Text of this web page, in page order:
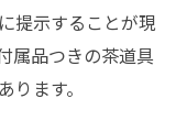
提示することが現
属品つきの茶道具
ます。